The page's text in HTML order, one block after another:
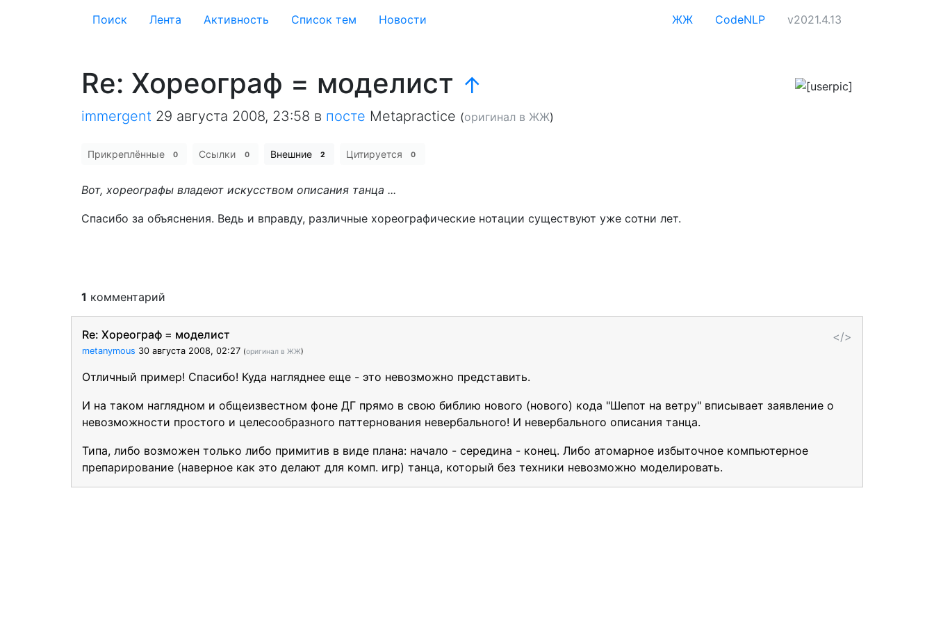
Поиск Лента Активность Cписок тем Новости ЖЖ CodeNLP v2021.4.13
Re: Хореограф = моделист ↑
immergent 29 августа 2008, 23:58 в посте Metapractice (оригинал в ЖЖ)
Прикреплённые 0 Ссылки 0 Внешние 2 Цитируется 0
Вот, хореографы владеют искусством описания танца ...
Спасибо за объяснения. Ведь и вправду, различные хореографические нотации существуют уже сотни лет.
1 комментарий
</>
Re: Хореограф = моделист
metanymous 30 августа 2008, 02:27 (оригинал в ЖЖ)
Отличный пример! Спасибо! Куда нагляднее еще - это невозможно представить.
И на таком наглядном и общеизвестном фоне ДГ прямо в свою библию нового (нового) кода "Шепот на ветру" вписывает заявление о
невозможности простого и целесообразного паттернования невербального! И невербального описания танца.
Типа, либо возможен только либо примитив в виде плана: начало - середина - конец. Либо атомарное избыточное компьютерное
препарирование (наверное как это делают для комп. игр) танца, который без техники невозможно моделировать.